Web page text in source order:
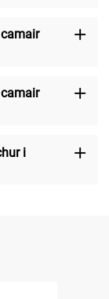
i